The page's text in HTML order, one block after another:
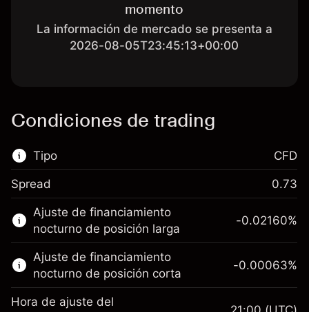
momento
La información de mercado se presenta a
2026-08-05T23:45:13+00:00
Condiciones de trading
Tipo
Este mercado financiero está disponible para
hacer trading con CFD.
Obtén más información sobre:
CFD
CFD
Spread 0.73
Ajuste de financiamiento
nocturno de posición larga
-0.02160%
Ajuste de financiamiento
nocturno de posición corta
-0.00063%
Hora de ajuste del